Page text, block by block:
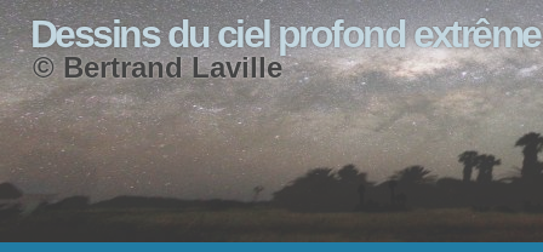
Dessins du ciel profond extrême
© Bertrand Laville